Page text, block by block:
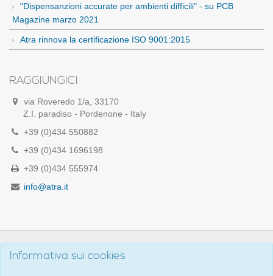
Informativa sui cookies
"Dispensanzioni accurate per ambienti difficili" - su PCB
Magazine marzo 2021
Atra rinnova la certificazione ISO 9001:2015
RAGGIUNGICI
via Roveredo 1/a, 33170
Z.I. paradiso - Pordenone - Italy
+39 (0)434 550882
+39 (0)434 1696198
+39 (0)434 555974
info@atra.it